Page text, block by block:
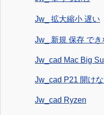
Jw_ 拡大縮小 遅い
Jw_ 新規 保存 でき
Jw_cad Mac Big
Jw_cad P21 開け
Jw_cad Ryzen